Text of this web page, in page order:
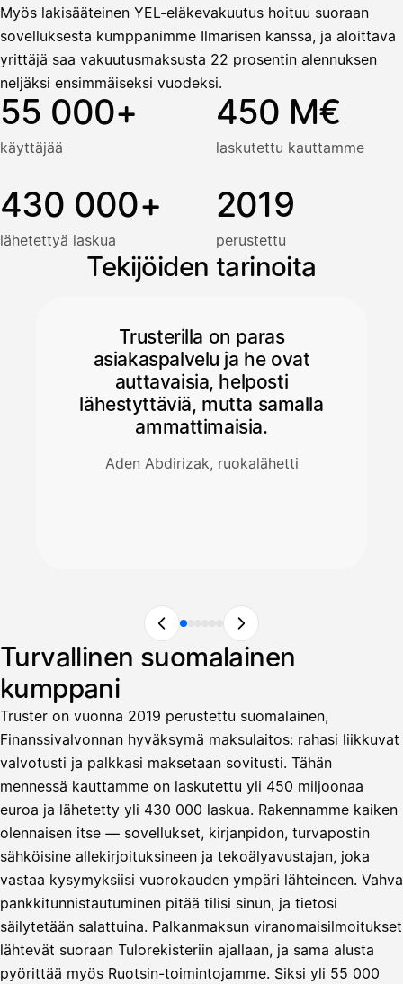
Myös lakisääteinen YEL-eläkevakuutus hoituu suoraan
sovelluksesta kumppanimme Ilmarisen kanssa, ja aloittava
yrittäjä saa vakuutusmaksusta 22 prosentin alennuksen
neljäksi ensimmäiseksi vuodeksi.
55 000+
käyttäjää
450 M€
laskutettu kauttamme
430 000+
lähetettyä laskua
2019
perustettu
Tekijöiden tarinoita
Trusterilla on paras
asiakaspalvelu ja he ovat
auttavaisia, helposti
lähestyttäviä, mutta samalla
ammattimaisia.
Aden Abdirizak, ruokalähetti
Turvallinen suomalainen
kumppani
Truster on vuonna 2019 perustettu suomalainen,
Finanssivalvonnan hyväksymä maksulaitos: rahasi liikkuvat
valvotusti ja palkkasi maksetaan sovitusti. Tähän
mennessä kauttamme on laskutettu yli 450 miljoonaa
euroa ja lähetetty yli 430 000 laskua. Rakennamme kaiken
olennaisen itse — sovellukset, kirjanpidon, turvapostin
sähköisine allekirjoituksineen ja tekoälyavustajan, joka
vastaa kysymyksiisi vuorokauden ympäri lähteineen. Vahva
pankkitunnistautuminen pitää tilisi sinun, ja tietosi
säilytetään salattuina. Palkanmaksun viranomaisilmoitukset
lähtevät suoraan Tulorekisteriin ajallaan, ja sama alusta
pyörittää myös Ruotsin-toimintojamme. Siksi yli 55 000
Avustaja